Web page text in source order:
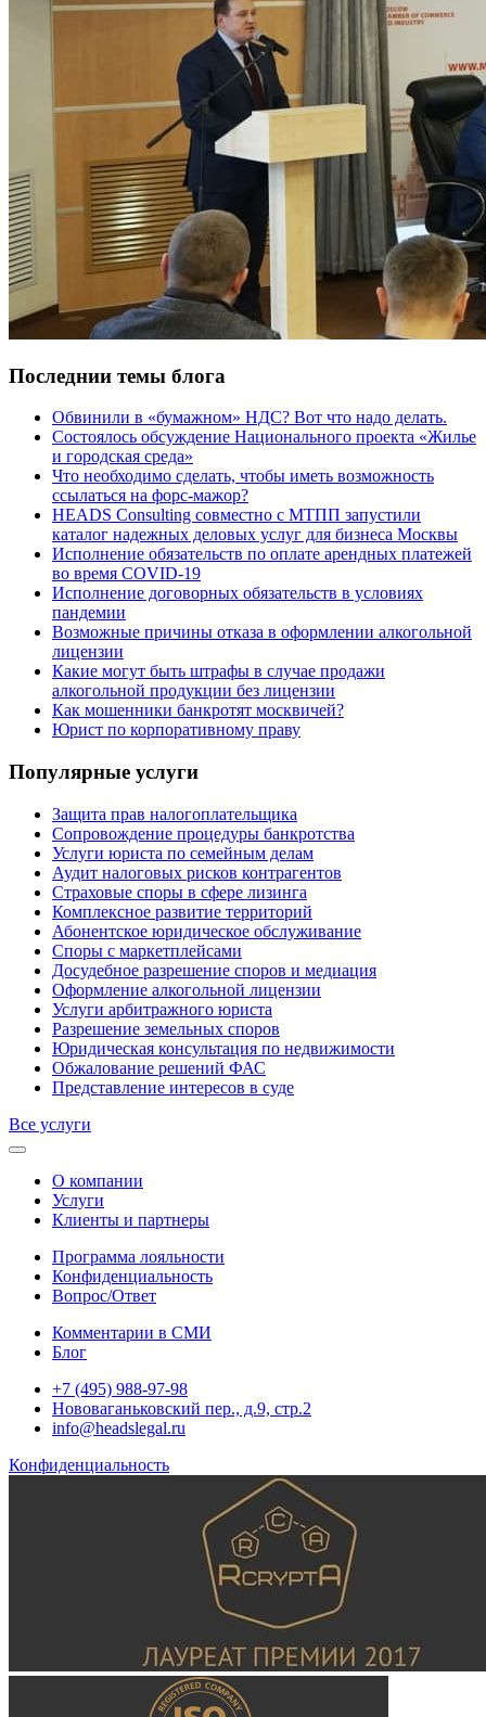
Последнии темы блога
Обвинили в «бумажном» НДС? Вот что надо делать.
Состоялось обсуждение Национального проекта «Жилье
и городская среда»
Что необходимо сделать, чтобы иметь возможность
ссылаться на форс-мажор?
HEADS Consulting совместно с МТПП запустили
каталог надежных деловых услуг для бизнеса Москвы
Исполнение обязательств по оплате арендных платежей
во время COVID-19
Исполнение договорных обязательств в условиях
пандемии
Возможные причины отказа в оформлении алкогольной
лицензии
Какие могут быть штрафы в случае продажи
алкогольной продукции без лицензии
Как мошенники банкротят москвичей?
Юрист по корпоративному праву
Популярные услуги
Защита прав налогоплательщика
Сопровождение процедуры банкротства
Услуги юриста по семейным делам
Аудит налоговых рисков контрагентов
Страховые споры в сфере лизинга
Комплексное развитие территорий
Абонентское юридическое обслуживание
Споры с маркетплейсами
Досудебное разрешение споров и медиация
Оформление алкогольной лицензии
Услуги арбитражного юриста
Разрешение земельных споров
Юридическая консультация по недвижимости
Обжалование решений ФАС
Представление интересов в суде
Все услуги
О компании
Услуги
Клиенты и партнеры
Программа лояльности
Конфиденциальность
Вопрос/Ответ
Комментарии в СМИ
Блог
+7 (495) 988-97-98
Нововаганьковский пер., д.9, стр.2
info@headslegal.ru
Конфиденциальность